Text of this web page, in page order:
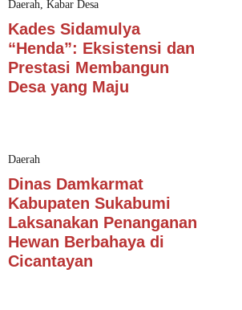
Daerah, Kabar Desa
Kades Sidamulya
“Henda”: Eksistensi dan
Prestasi Membangun
Desa yang Maju
Daerah
Dinas Damkarmat
Kabupaten Sukabumi
Laksanakan Penanganan
Hewan Berbahaya di
Cicantayan